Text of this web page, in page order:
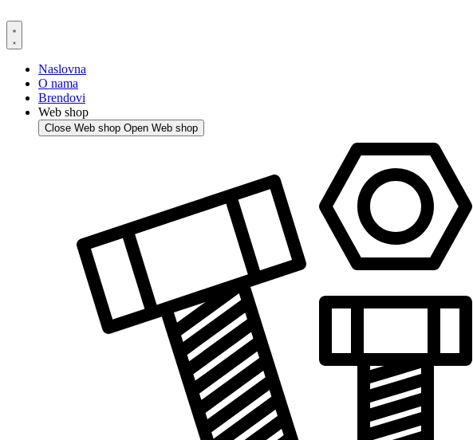
to
content
Naslovna
O nama
Brendovi
Web shop
Close Web shop Open Web shop